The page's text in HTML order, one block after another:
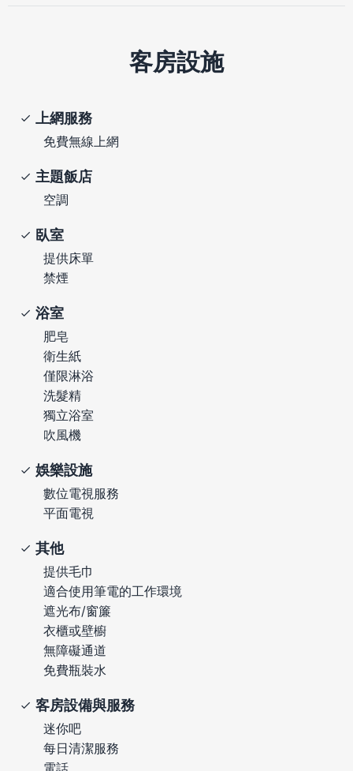
客房設施
上網服務
免費無線上網
主題飯店
空調
臥室
提供床單
禁煙
浴室
肥皂
衛生紙
僅限淋浴
洗髮精
獨立浴室
吹風機
娛樂設施
數位電視服務
平面電視
其他
提供毛巾
適合使用筆電的工作環境
遮光布/窗簾
衣櫃或壁櫥
無障礙通道
免費瓶裝水
客房設備與服務
迷你吧
每日清潔服務
電話